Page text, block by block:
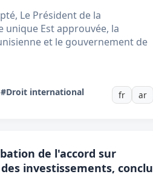
Le Président de la
Est approuvée, la
et le gouvernement de
#Droit international fr ar
de l'accord sur
investissements, conclu